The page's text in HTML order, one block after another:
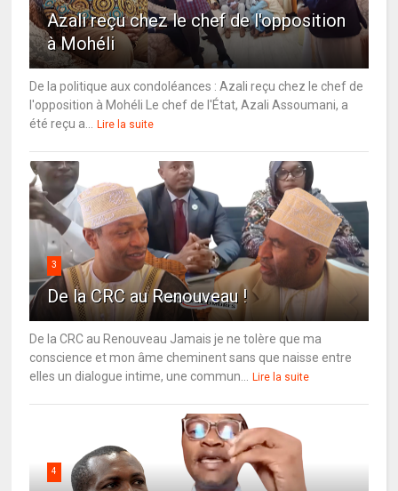
Azali reçu chez le chef de l'opposition
à Mohéli
De la politique aux condoléances : Azali reçu chez le chef de
l'opposition à Mohéli Le chef de l'État, Azali Assoumani, a
été reçu a... Lire la suite
3
De la CRC au Renouveau !
De la CRC au Renouveau Jamais je ne tolère que ma
conscience et mon âme cheminent sans que naisse entre
elles un dialogue intime, une commun... Lire la suite
4